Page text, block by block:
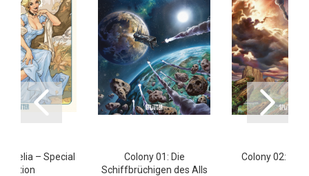
Celia – Special
Edition
Colony 01: Die
Schiffbrüchigen des Alls
Colony 02: